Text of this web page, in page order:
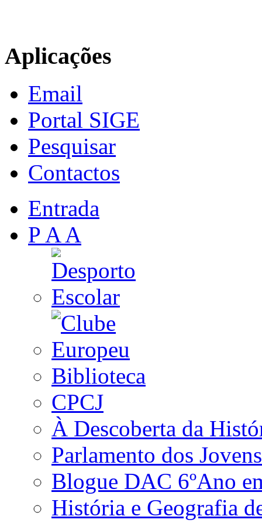
Aplicações
Email
Portal SIGE
Pesquisar
Contactos
Entrada
P A A
Biblioteca
CPCJ
À Descoberta da
Parlamento dos Jovens
Blogue DAC 6ºAno
História e Geografia